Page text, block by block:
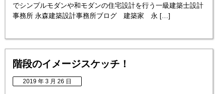
でシンプルモダンや和モダンの住宅設計を行う一級建築士設計
事務所 永森建築設計事務所ブログ 建築家 永 […]
階段のイメージスケッチ！
2019 年 3 月 26 日